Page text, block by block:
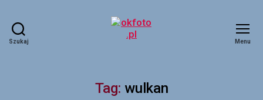
Szukaj Menu
Tag: wulkan